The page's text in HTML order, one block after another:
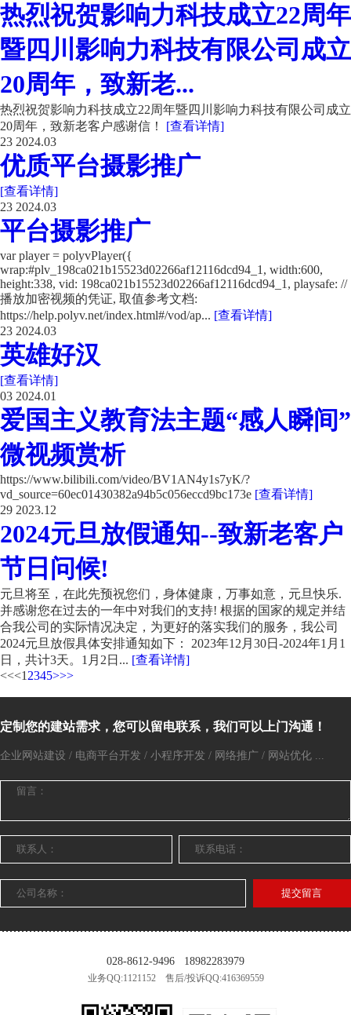
热烈祝贺影响力科技成立22周年
暨四川影响力科技有限公司成立
20周年，致新老...
热烈祝贺影响力科技成立22周年暨四川影响力科技有限公司成立
20周年，致新老客户感谢信！ [查看详情]
23 2024.03
优质平台摄影推广
[查看详情]
23 2024.03
平台摄影推广
var player = polyvPlayer({
wrap:#plv_198ca021b15523d02266af12116dcd94_1, width:600,
height:338, vid: 198ca021b15523d02266af12116dcd94_1, playsafe: //
播放加密视频的凭证, 取值参考文档:
https://help.polyv.net/index.html#/vod/ap... [查看详情]
23 2024.03
英雄好汉
[查看详情]
03 2024.01
爱国主义教育法主题“感人瞬间”
微视频赏析
https://www.bilibili.com/video/BV1AN4y1s7yK/?
vd_source=60ec01430382a94b5c056eccd9bc173e [查看详情]
29 2023.12
2024元旦放假通知--致新老客户
节日问候!
元旦将至，在此先预祝您们，身体健康，万事如意，元旦快乐.
并感谢您在过去的一年中对我们的支持! 根据的国家的规定并结
合我公司的实际情况决定，为更好的落实我们的服务，我公司
2024元旦放假具体安排通知如下： 2023年12月30日-2024年1月1
日，共计3天。1月2日... [查看详情]
<<<1 2345>>>
定制您的建站需求，您可以留电联系，我们可以上门沟通！
企业网站建设 / 电商平台开发 / 小程序开发 / 网络推广 / 网站优化 ...
提交留言
028-8612-9496 18982283979
业务QQ:1121152 售后/投诉QQ:416369559